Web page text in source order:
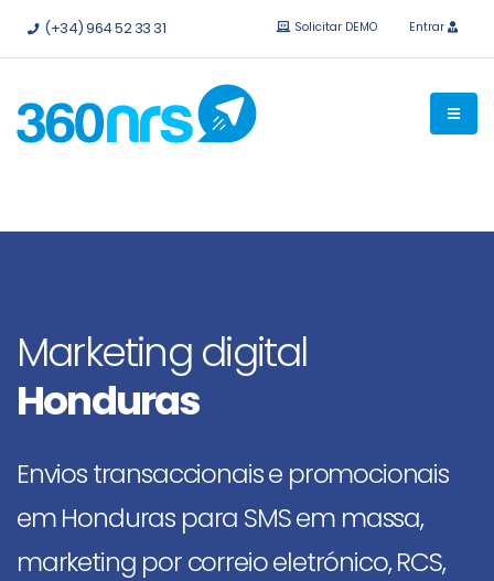
Experimentegrátis sem compromisso.APIs e integrações
(+34) 964 52 33 31 Solicitar DEMO Entrar
Marketing digital
Honduras
Envios transaccionais e promocionais
em Honduras para SMS em massa,
marketing por correio eletrónico, RCS,